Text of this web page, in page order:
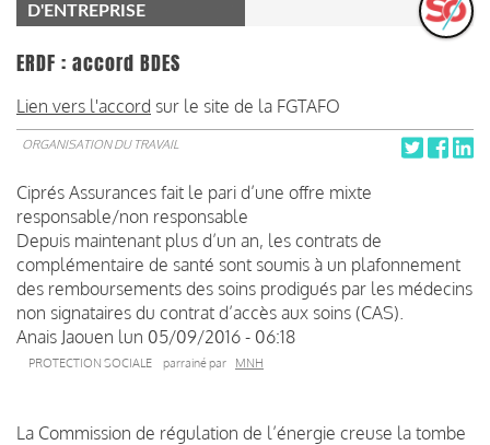
D'ENTREPRISE
ERDF : accord BDES
Lien vers l'accord sur le site de la FGTAFO
ORGANISATION DU TRAVAIL
Ciprés Assurances fait le pari d’une offre mixte
responsable/non responsable
Depuis maintenant plus d’un an, les contrats de
complémentaire de santé sont soumis à un plafonnement
des remboursements des soins prodigués par les médecins
non signataires du contrat d’accès aux soins (CAS).
Anais Jaouen lun 05/09/2016 - 06:18
PROTECTION SOCIALE parrainé par MNH
La Commission de régulation de l’énergie creuse la tombe